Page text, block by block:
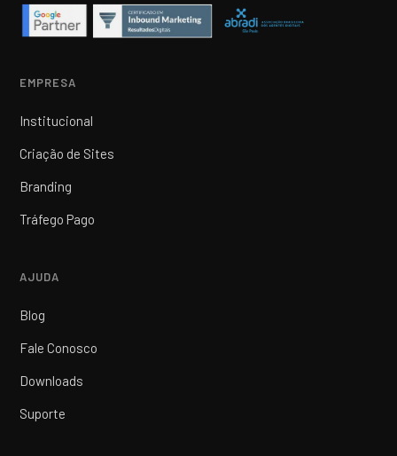
EMPRESA
Institucional
Criação de Sites
Branding
Tráfego Pago
AJUDA
Blog
Fale Conosco
Downloads
Suporte